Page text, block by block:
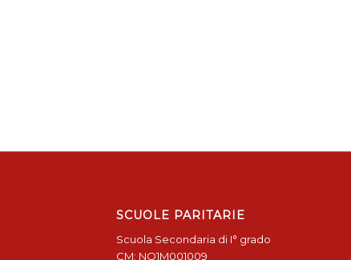
SCUOLE PARITARIE
Scuola Secondaria di I° grado
CM: NO1M001009